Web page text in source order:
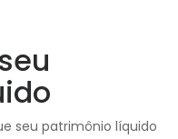
seu patrimônio líquido